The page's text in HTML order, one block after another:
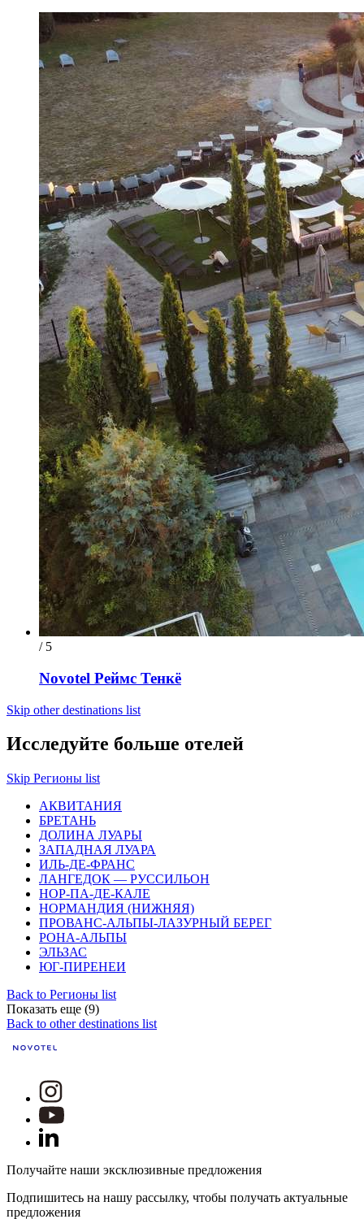
/ 5
Novotel Реймс Тенкё
Skip other destinations list
Исследуйте больше отелей
Skip Регионы list
АКВИТАНИЯ
БРЕТАНЬ
ДОЛИНА ЛУАРЫ
ЗАПАДНАЯ ЛУАРА
ИЛЬ-ДЕ-ФРАНС
ЛАНГЕДОК — РУССИЛЬОН
НОР-ПА-ДЕ-КАЛЕ
НОРМАНДИЯ (НИЖНЯЯ)
ПРОВАНС-АЛЬПЫ-ЛАЗУРНЫЙ БЕРЕГ
РОНА-АЛЬПЫ
ЭЛЬЗАС
ЮГ-ПИРЕНЕИ
Back to Регионы list
Показать еще (9)
Back to other destinations list
Получайте наши эксклюзивные предложения
Подпишитесь на нашу рассылку, чтобы получать актуальные
предложения